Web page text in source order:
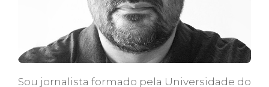
Sou jornalista formado pela Universidade do